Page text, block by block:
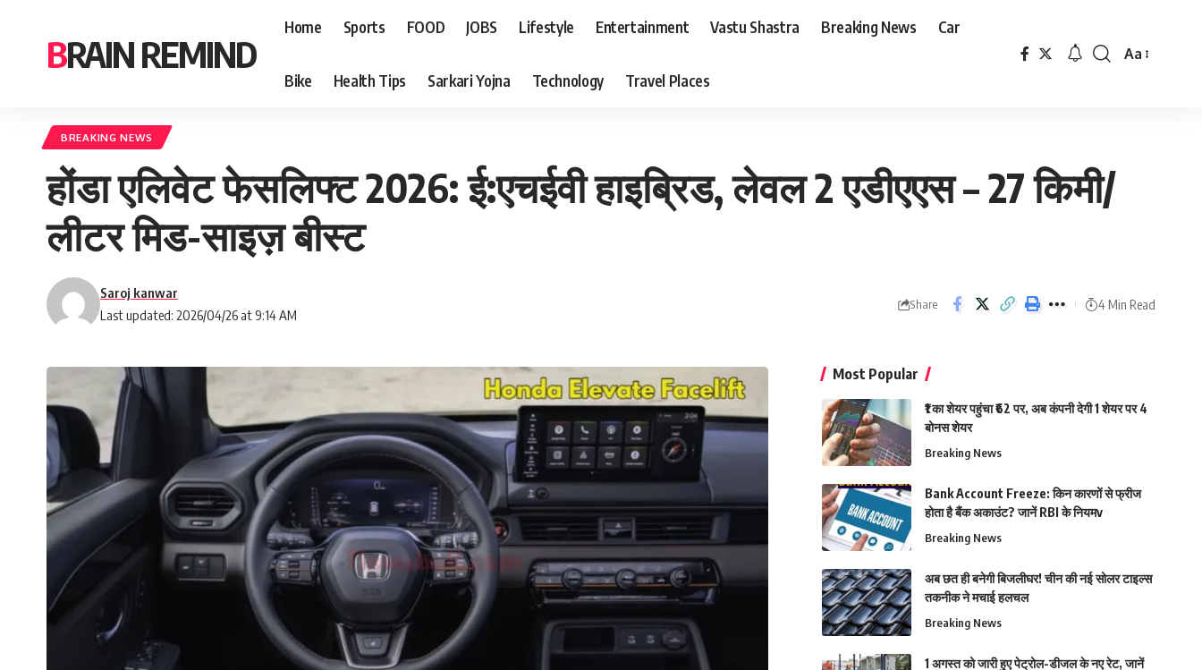
BRAIN REMIND
Home Sports FOOD JOBS Lifestyle Entertainment Vastu Shastra Breaking News Car
Bike Health Tips Sarkari Yojna Technology Travel Places
Font
Aa
BREAKING NEWS
होंडा एलिवेट फेसलिफ्ट 2026: ई:एचईवी हाइब्रिड, लेवल 2 एडीएएस – 27 किमी/
लीटर मिड-साइज़ बीस्ट
Last updated: 2026/04/26 at 9:14 AM
Saroj kanwar
Share 4 Min Read
Most Popular
₹1 का शेयर पहुंचा ₹62 पर, अब कंपनी देगी 1 शेयर पर 4
बोनस शेयर
Breaking News
Bank Account Freeze: किन कारणों से फ्रीज
होता है बैंक अकाउंट? जानें RBI के नियमv
Breaking News
अब छत ही बनेगी बिजलीघर! चीन की नई सोलर टाइल्स
तकनीक ने मचाई हलचल
Breaking News
1 अगस्त को जारी हुए पेट्रोल-डीजल के नए रेट, जानें